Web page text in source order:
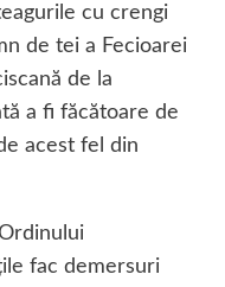
cu crengi
de tei a Fecioarei
de la
a fi făcătoare de
acest fel din
fac demersuri